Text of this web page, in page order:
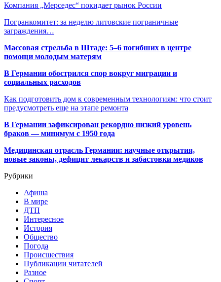
Компания „Мерседес“ покидает рынок России
Погранкомитет: за неделю литовские пограничные
заграждения…
Массовая стрельба в Штаде: 5–6 погибших в центре
помощи молодым матерям
В Германии обострился спор вокруг миграции и
социальных расходов
Как подготовить дом к современным технологиям: что стоит
предусмотреть еще на этапе ремонта
В Германии зафиксирован рекордно низкий уровень
браков — минимум с 1950 года
Медицинская отрасль Германии: научные открытия,
новые законы, дефицит лекарств и забастовки медиков
Рубрики
Афиша
В мире
ДТП
Интересное
История
Общество
Погода
Происшествия
Публикации читателей
Разное